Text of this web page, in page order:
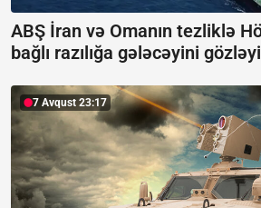
ABŞ İran və Omanın tezliklə
bağlı razılığa gələcəyini
7 Avqust 23:17